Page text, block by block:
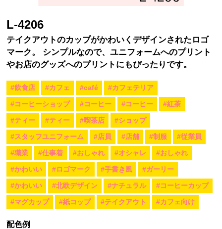
L-4206
テイクアウトのカップがかわいくデザインされたロゴ
マーク。 シンプルなので、ユニフォームへのプリント
やお店のグッズへのプリントにもぴったりです。
#飲食店 #カフェ #café #カフェテリア
#コーヒーショップ #コーヒー #コーヒー #紅茶
#ティー #ティー #喫茶店 #ショップ
#スタッフユニフォーム #店員 #店舗 #制服 #従業員
#職業 #仕事着 #おしゃれ #オシャレ #おしゃれ
#かわいい #ロゴマーク #手書き風 #ガーリー
#かわいい #北欧デザイン #ナチュラル #コーヒーカップ
#マグカップ #紙コップ #テイクアウト #カフェ向け
配色例